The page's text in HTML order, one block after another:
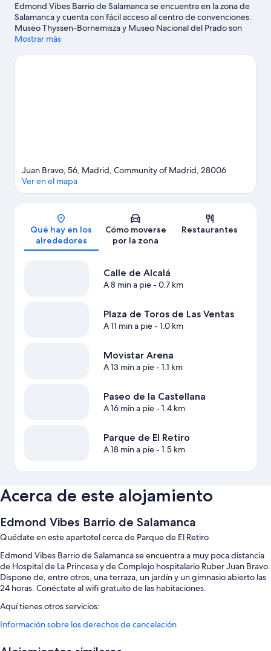
Edmond Vibes Barrio de Salamanca se encuentra en la zona de
Salamanca y cuenta con fácil acceso al centro de convenciones.
Museo Thyssen-Bornemisza y Museo Nacional del Prado son
lugares de visita obligada para los aficionados a la cultura;
Madrid. ¿Te apetece disfrutar de un evento especial? Puedes
Mostrar más
Mapa
Juan Bravo, 56, Madrid, Community of Madrid, 28006
Ver en el mapa
Qué hay en los
alrededores
Cómo moverse
por la zona
Restaurantes
Calle de Alcalá
A 8 min a pie- 0.7 km
Plaza de Toros de Las Ventas
A 11 min a pie- 1.0 km
Movistar Arena
A 13 min a pie- 1.1 km
Paseo de la Castellana
A 16 min a pie- 1.4 km
Parque de El Retiro
A 18 min a pie- 1.5 km
Acerca de este alojamiento
Edmond Vibes Barrio de Salamanca
Quédate en este apartotel cerca de Parque de El Retiro
Edmond Vibes Barrio de Salamanca se encuentra a muy poca distancia
de Hospital de La Princesa y de Complejo hospitalario Ruber Juan Bravo.
Dispone de, entre otros, una terraza, un jardín y un gimnasio abierto las
24 horas. Conéctate al wifi gratuito de las habitaciones.
Aquí tienes otros servicios:
Una piscina al aire libre de temporada con tumbonas
Información sobre los derechos de cancelación